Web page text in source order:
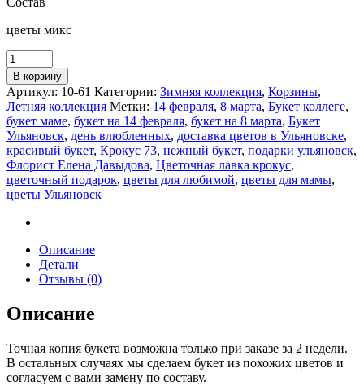
цветы микс
В корзину
Артикул: 10-61 Категории: Зимняя коллекция, Корзины,
Летняя коллекция Метки: 14 февраля, 8 марта, Букет коллеге,
букет маме, букет на 14 февраля, букет на 8 марта, Букет
Ульяновск, день влюбленных, доставка цветов в Ульяновске,
красивый букет, Крокус 73, нежный букет, подарки ульяновск,
Флорист Елена Давыдова, Цветочная лавка крокус,
цветочный подарок, цветы для любимой, цветы для мамы,
цветы Ульяновск
Описание
Детали
Отзывы (0)
Описание
Точная копия букета возможна только при заказе за 2 недели.
В остальных случаях мы сделаем букет из похожих цветов и
согласуем с вами замену по составу.